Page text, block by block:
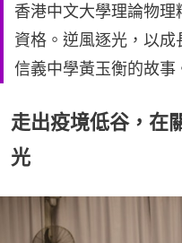
香港中文大學理論物
資格。逆風逐光，以
信義中學黃玉衡的故事
走出疫境低谷，在
光